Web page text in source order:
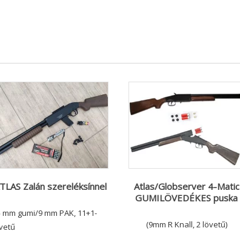
Zalán szereléksínnel
mm gumi/9 mm PAK, 11+1-
Atlas/Globserver 4-Matic
GUMILÖVEDÉKES puska
(9mm R Knall, 2 lövetű)